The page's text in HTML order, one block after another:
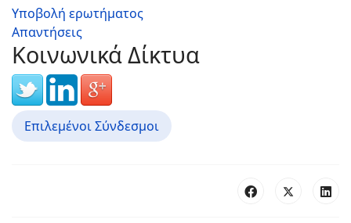
Υποβολή ερωτήματος
Απαντήσεις
Κοινωνικά Δίκτυα
Επιλεμένοι Σύνδεσμοι